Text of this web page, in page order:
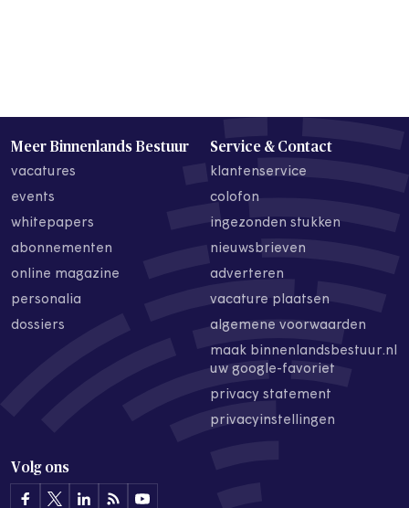
Meer Binnenlands Bestuur
vacatures
events
whitepapers
abonnementen
online magazine
personalia
dossiers
Service & Contact
klantenservice
colofon
ingezonden stukken
nieuwsbrieven
adverteren
vacature plaatsen
algemene voorwaarden
maak binnenlandsbestuur.nl
uw google-favoriet
privacy statement
privacyinstellingen
Volg ons